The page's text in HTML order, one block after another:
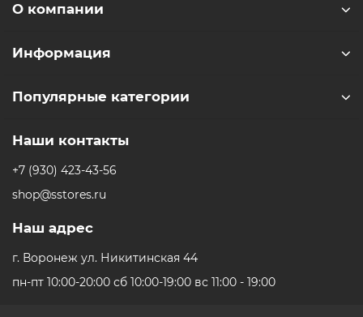
О компании
Информация
Популярные категории
Наши контакты
+7 (930) 423-43-56
shop@sstores.ru
Наш адрес
г. Воронеж ул. Никитинская 44
пн-пт 10:00-20:00 сб 10:00-19:00 вс 11:00 - 19:00